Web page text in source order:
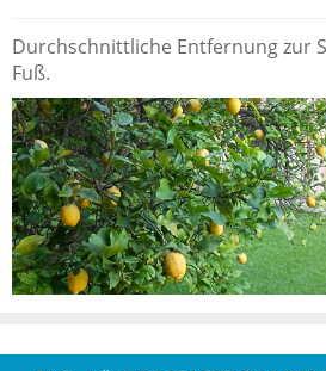
Durchschnittliche Entfernung zur
Fuß.